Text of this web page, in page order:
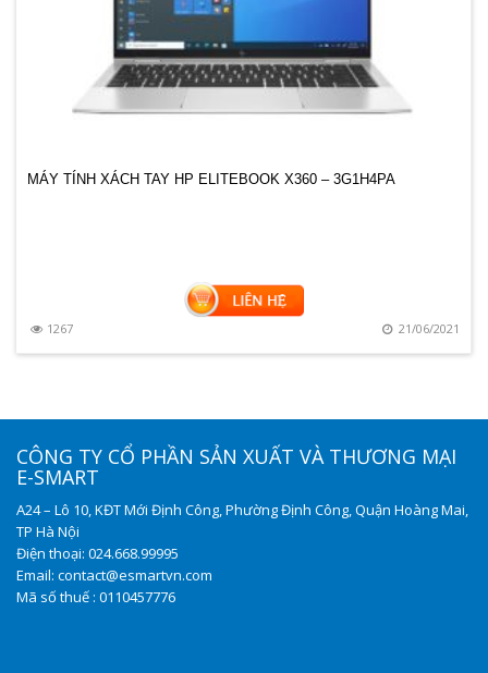
MÁY TÍNH XÁCH TAY HP ELITEBOOK X360 – 3G1H4PA
1267 21/06/2021
CÔNG TY CỔ PHẦN SẢN XUẤT VÀ THƯƠNG MẠI
E-SMART
A24 – Lô 10, KĐT Mới Định Công, Phường Định Công, Quận Hoàng Mai,
TP Hà Nội
Điện thoại: 024.668.99995
Email: contact@esmartvn.com
Mã số thuế : 0110457776